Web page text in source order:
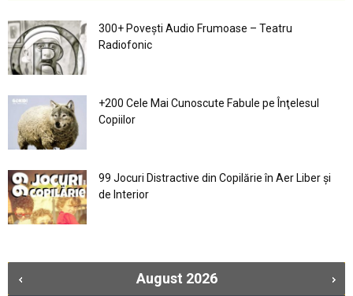
300+ Povești Audio Frumoase – Teatru
Radiofonic
+200 Cele Mai Cunoscute Fabule pe Înţelesul
Copiilor
99 Jocuri Distractive din Copilărie în Aer Liber şi
de Interior
August 2026